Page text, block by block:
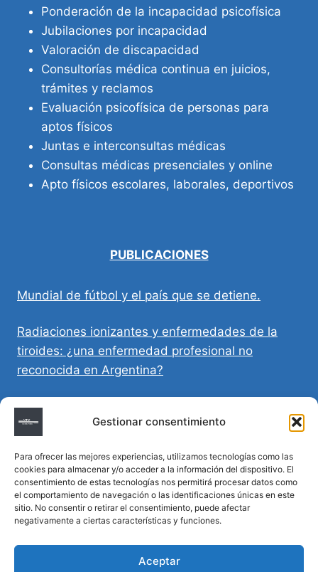
Gestionar consentimiento
Para ofrecer las mejores experiencias, utilizamos tecnologías como las
cookies para almacenar y/o acceder a la información del dispositivo. El
consentimiento de estas tecnologías nos permitirá procesar datos como
el comportamiento de navegación o las identificaciones únicas en este
sitio. No consentir o retirar el consentimiento, puede afectar
negativamente a ciertas características y funciones.
Aceptar
Ponderación de la incapacidad psicofísica
Jubilaciones por incapacidad
Valoración de discapacidad
Consultorías médica continua en juicios,
trámites y reclamos
Evaluación psicofísica de personas para
aptos físicos
Juntas e interconsultas médicas
Consultas médicas presenciales y online
Apto físicos escolares, laborales, deportivos
PUBLICACIONES
Mundial de fútbol y el país que se detiene.
Radiaciones ionizantes y enfermedades de la
tiroides: ¿una enfermedad profesional no
reconocida en Argentina?
Directivas Médicas Anticipadas en Córdoba:
requisitos, registro y validez legal
Sumar vida a los años: decálogo para un
envejecimiento saludable
Determinación de la hora de muerte en